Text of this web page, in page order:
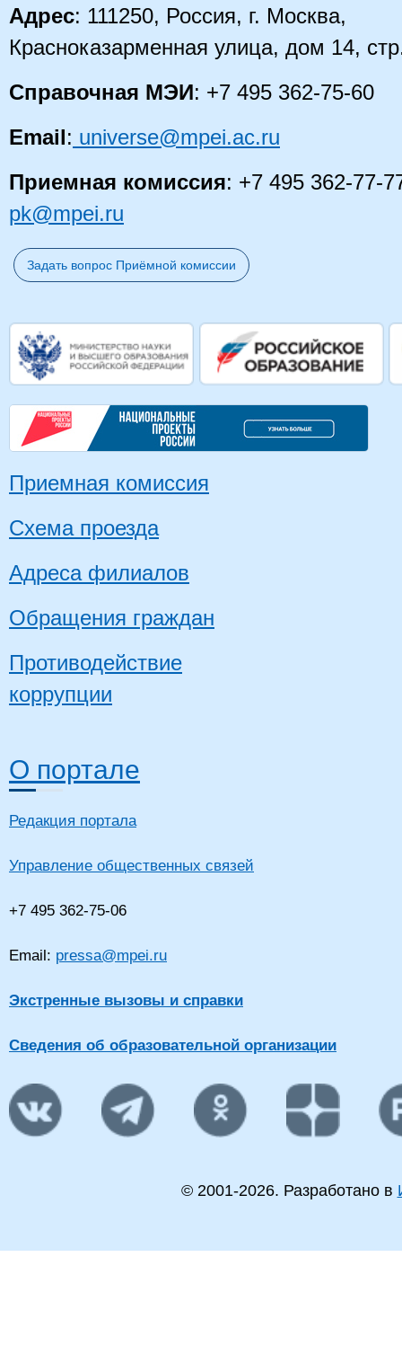
Адрес: 111250, Россия, г. Москва,
Красноказарменная улица, дом 14,
Справочная МЭИ: +7 495 362-75-60
Email: universe@mpei.ac.ru
Приемная комиссия: +7 495 362-77-
pk@mpei.ru
Задать вопрос Приёмной комиссии
Приемная комиссия
Схема проезда
Адреса филиалов
Обращения граждан
Противодействие
коррупции
О портале
Редакция портала
Управление общественных связей
+7 495 362-75-06
Email: pressa@mpei.ru
Экстренные вызовы и справки
Сведения об образовательной организации
© 2001-2026. Разработано в